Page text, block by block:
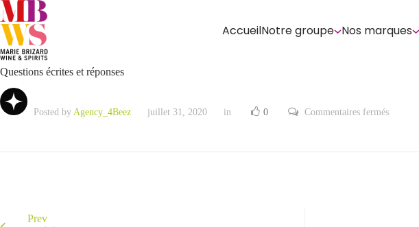
AccueilNotre groupe Nos marques
Questions écrites et réponses
Posted by Agency_4Beez juillet 31, 2020 in 0 Commentaires ferméssur
Prev